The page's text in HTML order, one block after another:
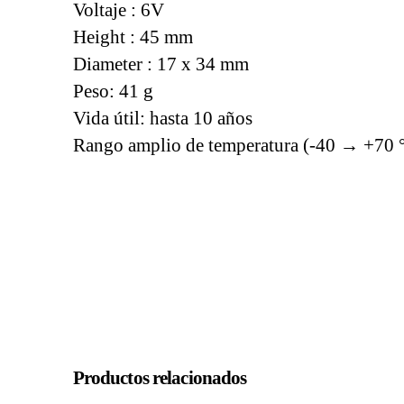
Voltaje : 6V
Height : 45 mm
Diameter : 17 x 34 mm
Peso: 41 g
Vida útil: hasta 10 años
Rango amplio de temperatura (-40 → +70
Productos relacionados